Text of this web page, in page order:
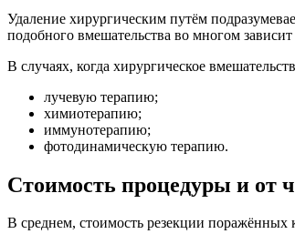
Удаление хирургическим путём
подобного вмешательства во многом
В случаях, когда хирургическое
лучевую терапию;
химиотерапию;
иммунотерапию;
фотодинамическую терапию.
Стоимость процедуры и от
В среднем, стоимость резекции поражённых